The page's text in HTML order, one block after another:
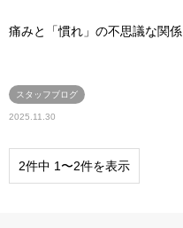
痛みと「慣れ」の不思議な関係
スタッフブログ
2025.11.30
2件中 1〜2件を表示